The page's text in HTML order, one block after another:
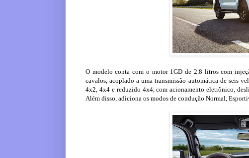
O modelo conta com o motor 1GD de 2.8 litros com
cavalos, acoplado a uma transmissão automática de seis
4x2, 4x4 e reduzido 4x4, com acionamento eletrônico,
Além disso, adiciona os modos de condução Normal,